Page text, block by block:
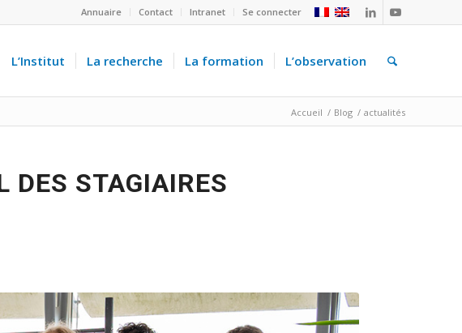
Annuaire Contact Intranet Se connecter
L’Institut La recherche La formation L’observation
Accueil / Blog / actualités
DES STAGIAIRES